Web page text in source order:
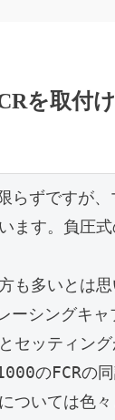
を取付
らずですが
ます。負圧
も多いとは思
ーシングキ
セッティン
のFCRの
ついては色々